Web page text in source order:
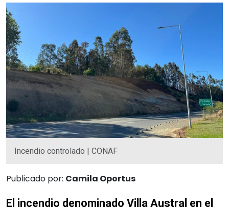
Incendio controlado | CONAF
Publicado por: Camila Oportus
El incendio denominado Villa Austral en el